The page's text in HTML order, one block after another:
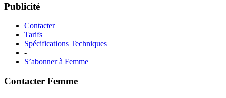
Publicité
Contacter
Tarifs
Spécifications Techniques
-
S’abonner à Femme
Contacter Femme